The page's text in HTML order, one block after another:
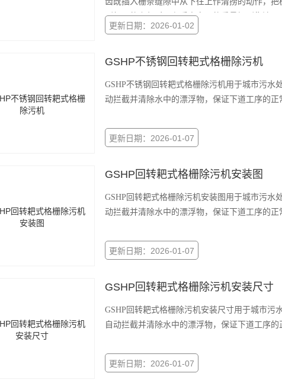
到机器的上部时，杂质由自己的重量卸到集渣斗
更新日期：2026-01-02
GSHP不锈钢回转耙式格栅除污机
GSHP不锈钢回转耙式格栅除污机用于城市污水
动拦截并清除水中的漂浮物，保证下道工序的正
更新日期：2026-01-07
GSHP回转耙式格栅除污机安装图
GSHP回转耙式格栅除污机安装图用于城市污水
动拦截并清除水中的漂浮物，保证下道工序的正
更新日期：2026-01-07
GSHP回转耙式格栅除污机安装尺寸
GSHP回转耙式格栅除污机安装尺寸用于城市污
自动拦截并清除水中的漂浮物，保证下道工序的
更新日期：2026-01-07